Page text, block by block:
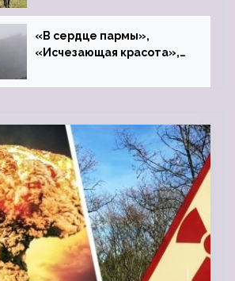
«В сердце пармы»,
«Исчезающая красота»,